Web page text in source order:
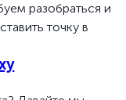
разобраться и
точку в